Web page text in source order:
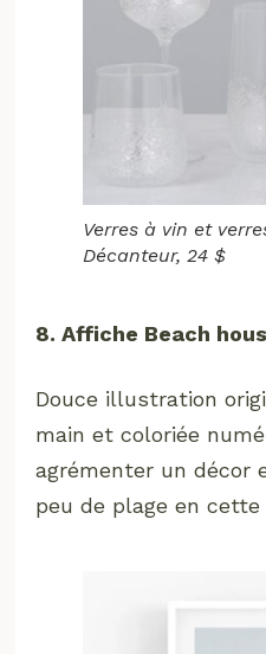
Verres à vin et
Décanteur, 24 $
8. Affiche Beach
Douce illustration
main et coloriée
agrémenter un décor
peu de plage en cette